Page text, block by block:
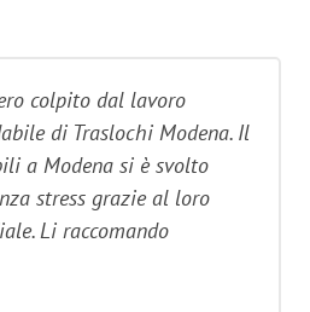
colpito dal lavoro
di Traslochi Modena. Il
a Modena si è svolto
stress grazie al loro
Li raccomando